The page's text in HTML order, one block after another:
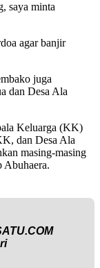
saya minta
agar banjir
juga
dan Desa Ala
Keluarga (KK)
dan Desa Ala
masing-masing
Abuhaera.